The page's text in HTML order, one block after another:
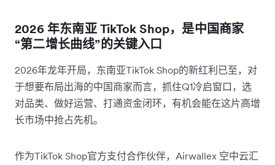
2026 年东南亚 TikTok Shop，是中国商家
“第二增长曲线”的关键入口
2026年龙年开局，东南亚TikTok Shop的新红利已至，对
于想要布局出海的中国商家而言，抓住Q1冷启窗口，选
对品类、做好运营、打通资金闭环，有机会能在这片高增
长市场中抢占先机。
作为TikTok Shop官方支付合作伙伴，Airwallex 空中云汇